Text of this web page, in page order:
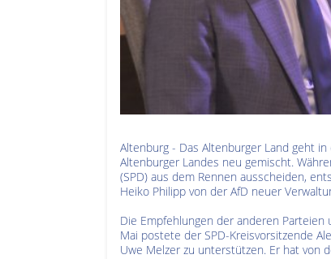
Altenburg - Das Altenburger Land geht
Altenburger Landes neu gemischt.
(SPD) aus dem Rennen ausscheiden,
Heiko Philipp von der AfD neuer
Die Empfehlungen der anderen
Mai postete der SPD-Kreisvorsitzende
Uwe Melzer zu unterstützen. Er hat von